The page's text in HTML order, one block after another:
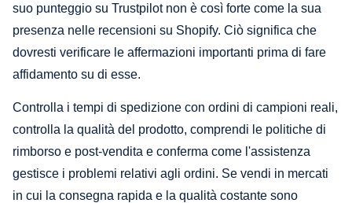
suo punteggio su Trustpilot non è così forte come la sua
presenza nelle recensioni su Shopify. Ciò significa che
dovresti verificare le affermazioni importanti prima di fare
affidamento su di esse.
Controlla i tempi di spedizione con ordini di campioni reali,
controlla la qualità del prodotto, comprendi le politiche di
rimborso e post-vendita e conferma come l'assistenza
gestisce i problemi relativi agli ordini. Se vendi in mercati
in cui la consegna rapida e la qualità costante sono